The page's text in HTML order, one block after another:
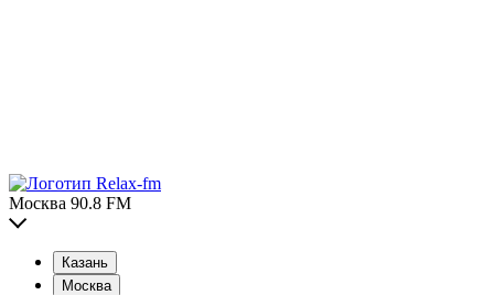
Москва 90.8 FM
Казань
Москва